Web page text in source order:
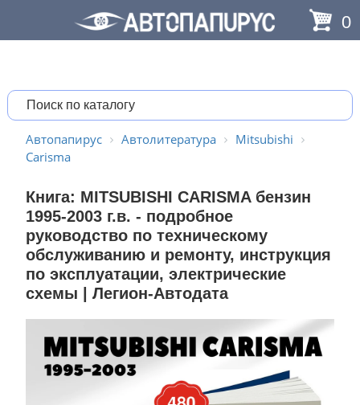
0
Автопапирус Автолитература
Mitsubishi
Carisma
Книга: MITSUBISHI CARISMA бензин
1995-2003 г.в. - подробное
руководство по техническому
обслуживанию и ремонту, инструкция
по эксплуатации, электрические
схемы | Легион-Aвтодата